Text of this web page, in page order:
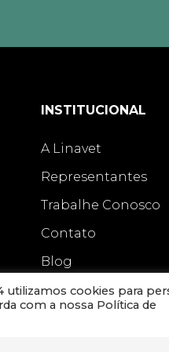
INSTITUCIONAL
A Linavet
Representantes
Trabalhe Conosco
Contato
Blog
utilizamos cookies para
com a nossa Política de